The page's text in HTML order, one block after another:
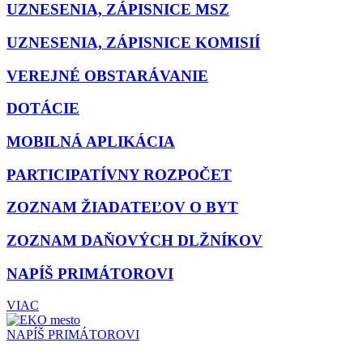
UZNESENIA, ZÁPISNICE MSZ
UZNESENIA, ZÁPISNICE KOMISIÍ
VEREJNÉ OBSTARÁVANIE
DOTÁCIE
MOBILNÁ APLIKÁCIA
PARTICIPATÍVNY ROZPOČET
ZOZNAM ŽIADATEĽOV O BYT
ZOZNAM DAŇOVÝCH DLŽNÍKOV
NAPÍŠ PRIMÁTOROVI
VIAC
NAPÍŠ PRIMÁTOROVI